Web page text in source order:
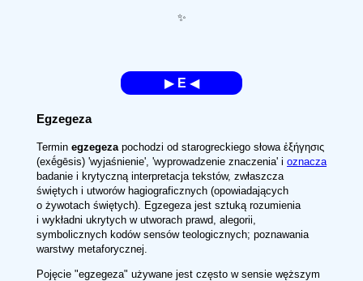
✨
▶ E ◀
Egzegeza
Termin egzegeza pochodzi od starogreckiego słowa ἐξήγησις
(exḗgēsis) 'wyjaśnienie', 'wyprowadzenie znaczenia' i oznacza
badanie i krytyczną interpretacja tekstów, zwłaszcza
świętych i utworów hagiograficznych (opowiadających
o żywotach świętych). Egzegeza jest sztuką rozumienia
i wykładni ukrytych w utworach prawd, alegorii,
symbolicznych kodów sensów teologicznych; poznawania
warstwy metaforycznej.
Pojęcie "egzegeza" używane jest często w sensie węższym